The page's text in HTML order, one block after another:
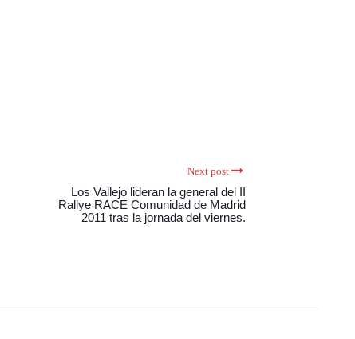
Next post
Los Vallejo lideran la general del II
Rallye RACE Comunidad de Madrid
2011 tras la jornada del viernes.